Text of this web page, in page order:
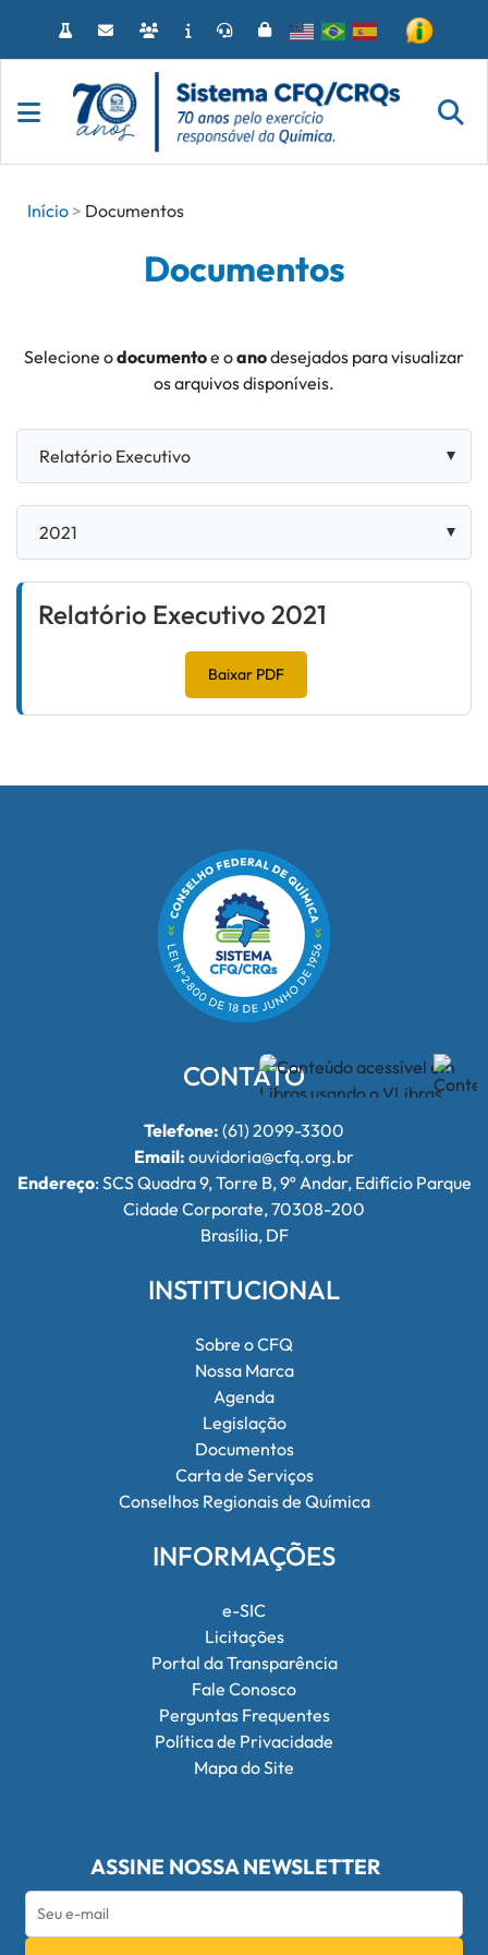
o
Início
Documentos
Documentos
Selecione odocumentoe oanodesejados para visualizar
os arquivos disponíveis.
Relatório Executivo 2021
Baixar PDF
CONTATO
Telefone: (61) 2099-3300
Email: ouvidoria@cfq.org.br
Endereço: SCS Quadra 9, Torre B, 9º Andar, Edifício Parque
Cidade Corporate, 70308-200
Brasília, DF
INSTITUCIONAL
Sobre o CFQ
Nossa Marca
Agenda
Legislação
Documentos
Carta de Serviços
Conselhos Regionais de Química
INFORMAÇÕES
e-SIC
Licitações
Portal da Transparência
Fale Conosco
Perguntas Frequentes
Política de Privacidade
Mapa do Site
ASSINE NOSSA NEWSLETTER